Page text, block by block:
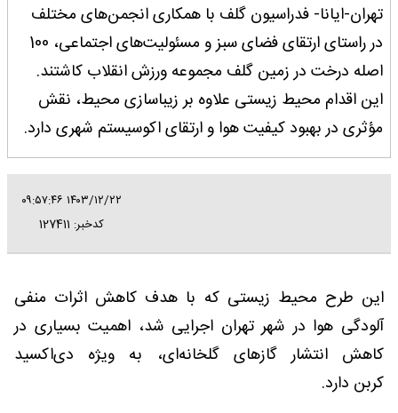
تهران-ایانا- فدراسیون گلف با همکاری انجمن‌های مختلف
در راستای ارتقای فضای سبز و مسئولیت‌های اجتماعی، 100
اصله درخت در زمین گلف مجموعه ورزش انقلاب کاشتند.
این اقدام محیط زیستی علاوه بر زیباسازی محیط، نقش
مؤثری در بهبود کیفیت هوا و ارتقای اکوسیستم شهری دارد.
۱۴۰۳/۱۲/۲۲ ۰۹:۵۷:۴۶
کدخبر: 127411
این طرح محیط زیستی که با هدف کاهش اثرات منفی
آلودگی هوا در شهر تهران اجرایی شد، اهمیت بسیاری در
کاهش انتشار گازهای گلخانه‌ای، به ویژه دی‌اکسید
کربن دارد.